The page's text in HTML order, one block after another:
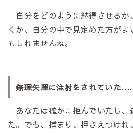
自分をどのように納得させるか
くか、自分の中で見定めた方が
もしれませんね。
無理矢理に注射をされていた
あなたは確かに拒んでいたし、
た。でも、捕まり、押さえつけれ